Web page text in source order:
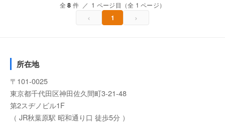
全8 件 ／ 1 ページ目（全 1 ページ）
‹ 1 ›
所在地
〒101-0025
東京都千代田区神田佐久間町3-21-48
第2スヂノビル1F
（ JR秋葉原駅 昭和通り口 徒歩5分 ）